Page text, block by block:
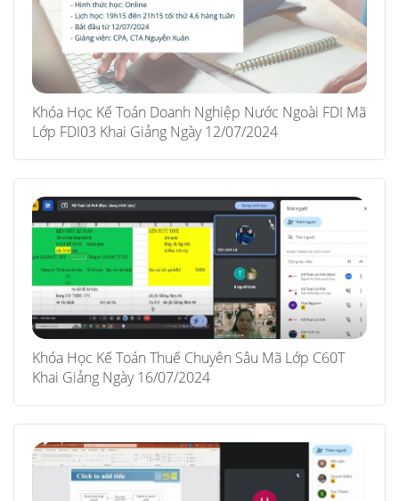
Khóa Học Kế Toán Doanh Nghiệp Nước Ngoài FDI Mã
Lớp FDI03 Khai Giảng Ngày 12/07/2024
Khóa Học Kế Toán Thuế Chuyên Sâu Mã Lớp C60T
Khai Giảng Ngày 16/07/2024